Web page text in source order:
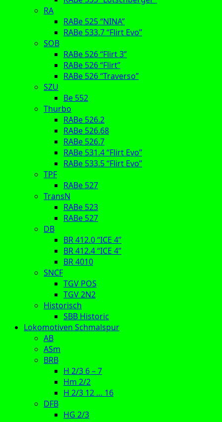
RA
RABe 525 “NINA”
RABe 533.7 “Flirt Evo”
SOB
RABe 526 “Flirt 3”
RABe 526 “Flirt”
RABe 526 “Traverso”
SZU
Be 552
Thurbo
RABe 526.2
RABe 526.68
RABe 526.7
RABe 531.4 “Flirt Evo”
RABe 533.5 “Flirt Evo”
TPF
RABe 527
TransN
RABe 523
RABe 527
DB
BR 412.0 “ICE 4”
BR 412.4 “ICE 4”
BR 4010
SNCF
TGV POS
TGV 2N2
Historisch
SBB Historic
Lokomotiven Schmalspur
AB
ASm
BRB
H 2/3 6 – 7
Hm 2/2
H 2/3 12 … 16
DFB
HG 2/3